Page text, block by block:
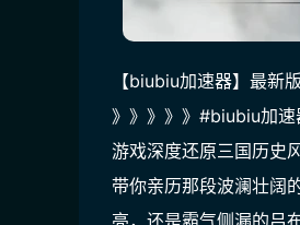
【biubiu加速器】最新
》》》》》#biubiu加
游戏深度还原三国历史
带你亲历那段波澜壮阔
亮，还是霸气侧漏的吕